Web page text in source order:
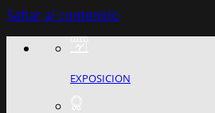
Saltar al contenido
EXPOSICION